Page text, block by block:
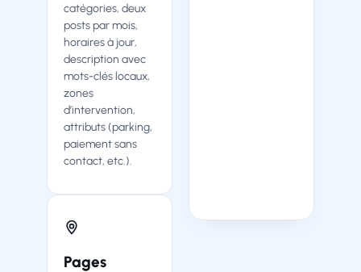
catégories, deux
posts par mois,
horaires à jour,
description avec
mots-clés locaux,
zones
d’intervention,
attributs (parking,
paiement sans
contact, etc.).
Pages